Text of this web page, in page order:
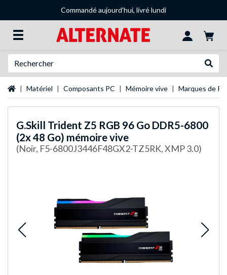
Commandé aujourd'hui, livré lundi
Page d'accueil
Matériel Composants PC Mémoire vive Marques de
G.Skill Trident Z5 RGB 96 Go DDR5-6800
(2x 48 Go) mémoire vive
(Noir, F5-6800J3446F48GX2-TZ5RK, XMP 3.0)